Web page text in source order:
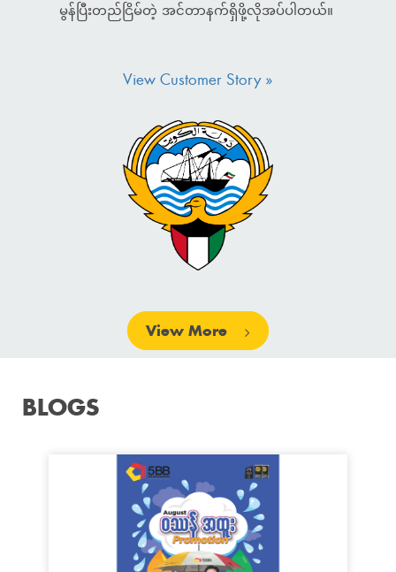
တဲ့အခါမှာ Time Zone တွေကလဲ မတူညီတာကြောင့်
View More
BLOGS